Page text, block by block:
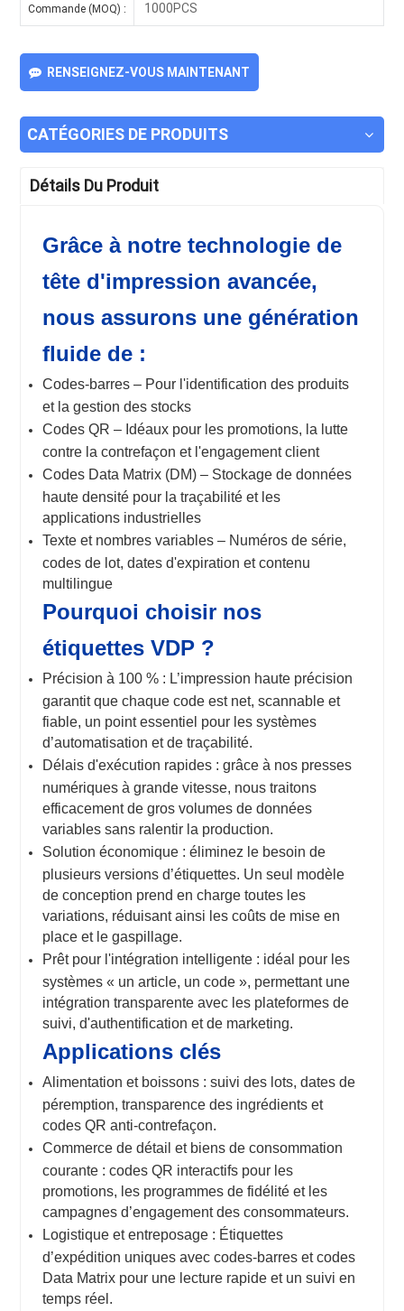
Commande (MOQ) : 1000PCS
RENSEIGNEZ-VOUS MAINTENANT
CATÉGORIES DE PRODUITS
Détails Du Produit
Grâce à notre technologie de
tête d'impression avancée,
nous assurons une génération
fluide de :
Codes-barres – Pour l'identification des produits
et la gestion des stocks
Codes QR – Idéaux pour les promotions, la lutte
contre la contrefaçon et l'engagement client
Codes Data Matrix (DM) – Stockage de données
haute densité pour la traçabilité et les
applications industrielles
Texte et nombres variables – Numéros de série,
codes de lot, dates d'expiration et contenu
multilingue
Pourquoi choisir nos
étiquettes VDP ?
Précision à 100 % : L’impression haute précision
garantit que chaque code est net, scannable et
fiable, un point essentiel pour les systèmes
d’automatisation et de traçabilité.
Délais d'exécution rapides : grâce à nos presses
numériques à grande vitesse, nous traitons
efficacement de gros volumes de données
variables sans ralentir la production.
Solution économique : éliminez le besoin de
plusieurs versions d’étiquettes. Un seul modèle
de conception prend en charge toutes les
variations, réduisant ainsi les coûts de mise en
place et le gaspillage.
Prêt pour l'intégration intelligente : idéal pour les
systèmes « un article, un code », permettant une
intégration transparente avec les plateformes de
suivi, d'authentification et de marketing.
Applications clés
Alimentation et boissons : suivi des lots, dates de
péremption, transparence des ingrédients et
codes QR anti-contrefaçon.
Commerce de détail et biens de consommation
courante : codes QR interactifs pour les
promotions, les programmes de fidélité et les
campagnes d’engagement des consommateurs.
Logistique et entreposage : Étiquettes
d’expédition uniques avec codes-barres et codes
Data Matrix pour une lecture rapide et un suivi en
temps réel.